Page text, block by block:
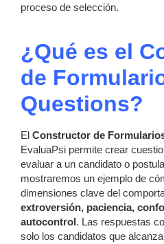
proceso de selección.
¿Qué es el
de
Questions?
El Constructor de
EvaluaPsi permite crear
evaluar a un candidato o
mostraremos un ejemplo de
dimensiones clave del
extroversión, paciencia,
autocontrol. Las respuestas
solo los candidatos que